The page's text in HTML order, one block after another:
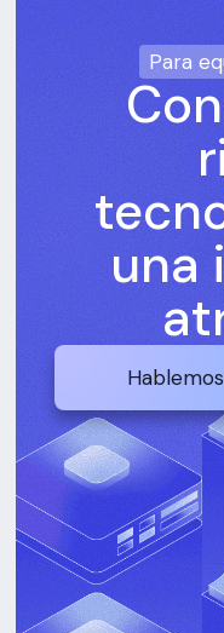
Para
una